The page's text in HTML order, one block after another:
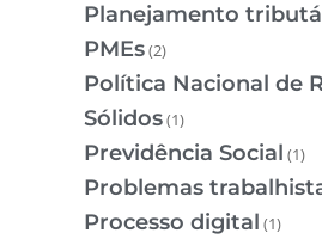
Planejamento
PMEs(2)
Política Nacional de
Sólidos(1)
Previdência Social (1)
Problemas
Processo digital (1)